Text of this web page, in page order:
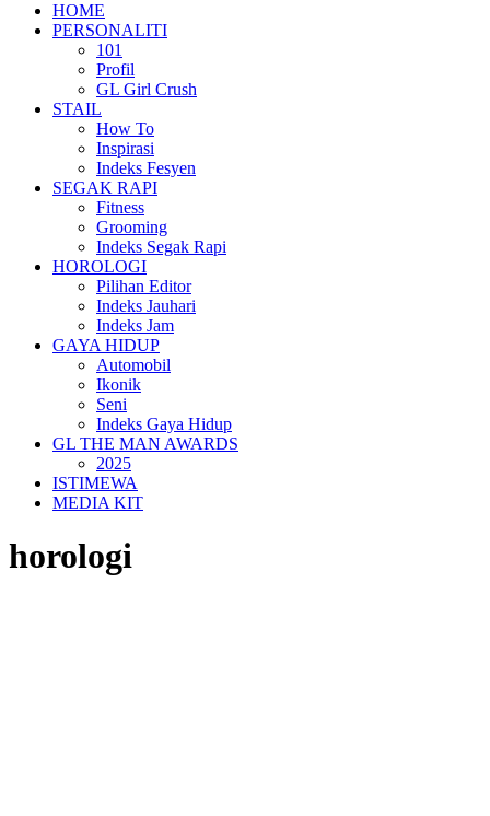
HOME
PERSONALITI
101
Profil
GL Girl Crush
STAIL
How To
Inspirasi
Indeks Fesyen
SEGAK RAPI
Fitness
Grooming
Indeks Segak Rapi
HOROLOGI
Pilihan Editor
Indeks Jauhari
Indeks Jam
GAYA HIDUP
Automobil
Ikonik
Seni
Indeks Gaya Hidup
GL THE MAN AWARDS
2025
ISTIMEWA
MEDIA KIT
horologi